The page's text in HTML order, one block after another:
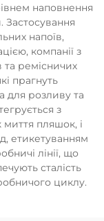
наповнення
Застосування
напоїв,
компанії з
ремісничих
прагнуть
для розливу та
з
пляшок, і
етикетуванням
лінії, що
сталість
циклу.